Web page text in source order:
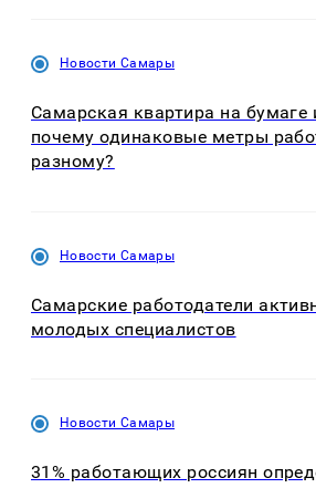
Новости Самары
Самарская квартира на бумаге
почему одинаковые метры
разному?
Новости Самары
Самарские работодатели
молодых специалистов
Новости Самары
31% работающих россиян